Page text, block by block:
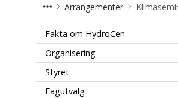
Arrangementer
Klimaseminar 2022
Fakta om HydroCen
Organisering
Styret
Fagutvalg